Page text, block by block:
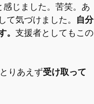
じました。苦笑。あ
て気づけました。 自分
。 支援者としてもこの
りあえず受け取って